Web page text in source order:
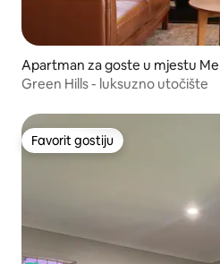
Apartman za goste u mjestu
Green Hills - luksuzno utočište
Favorit gostiju
Favorit gostiju